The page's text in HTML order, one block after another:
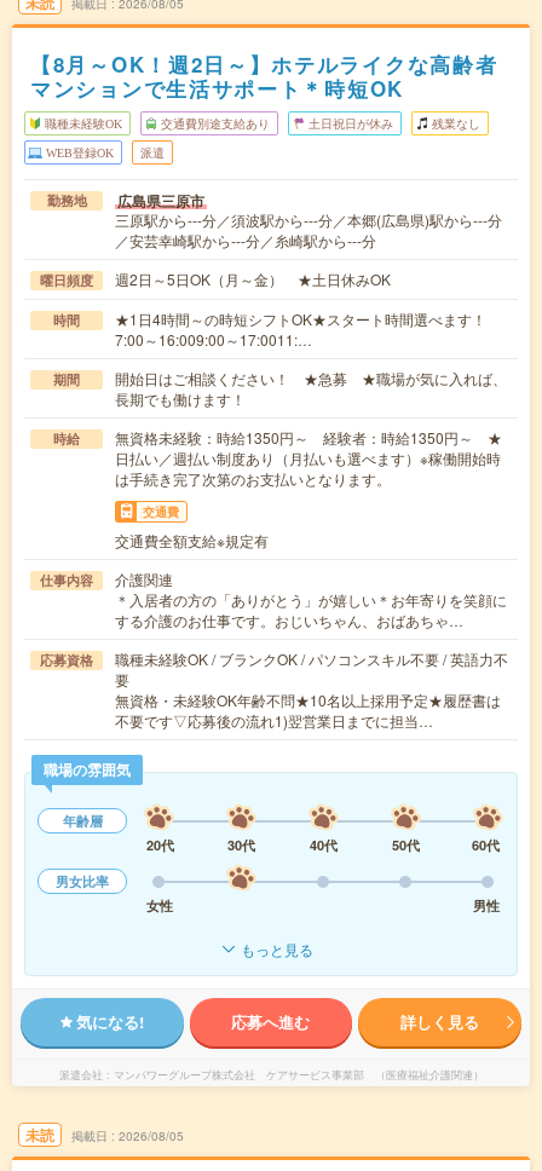
【8月～OK！週2日～】ホテルライクな高齢者
マンションで生活サポート＊時短OK
職種未経験OK 交通費別途支給あり 土日祝日が休み 残業なし
WEB登録OK 派遣
勤務地 広島県三原市
三原駅から---分／須波駅から---分／本郷(広島県)駅から---分
／安芸幸崎駅から---分／糸崎駅から---分
曜日頻度 週2日～5日OK（月～金） ★土日休みOK
時間
★1日4時間～の時短シフトOK★スタート時間選べます！
7:00～16:009:00～17:0011:…
期間
開始日はご相談ください！ ★急募 ★職場が気に入れば、
長期でも働けます！
時給
無資格未経験：時給1350円～ 経験者：時給1350円～ ★
日払い／週払い制度あり（月払いも選べます）※稼働開始時
は手続き完了次第のお支払いとなります。
交通費
交通費全額支給※規定有
仕事内容
介護関連
＊入居者の方の「ありがとう」が嬉しい＊お年寄りを笑顔に
する介護のお仕事です。おじいちゃん、おばあちゃ…
応募資格
職種未経験OK / ブランクOK / パソコンスキル不要 / 英語力不
要
無資格・未経験OK年齢不問★10名以上採用予定★履歴書は
不要です▽応募後の流れ1)翌営業日までに担当…
職場の雰囲気
年齢層
20代
30代 40代 50代
60代
男女比率
女性
男性
もっと見る
気になる! 応募へ進む 詳しく見る
派遣会社 マンパワーグループ株式会社 ケアサービス事業部 （医療福祉介護関連）
未読 掲載日 2026/08/05